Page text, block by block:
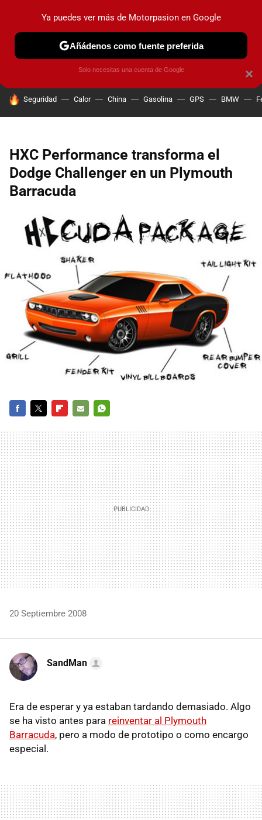
PRUEBAS COCHES ELÉCTRICOS OBSERVATORIO
HOY SE HABLA DE
Seguridad Calor China Gasolina GPS BMW
HXC Performance transforma el
Dodge Challenger en un Plymouth
Barracuda
MAIL
20 Septiembre 2008
SandMan
Era de esperar y ya estaban tardando demasiado. Algo
se ha visto antes para reinventar al Plymouth
Barracuda, pero a modo de prototipo o como encargo
especial.
×
Ya puedes ver más de Motorpasion en Google
Añádenos como fuente preferida
Solo necesitas una cuenta de Google